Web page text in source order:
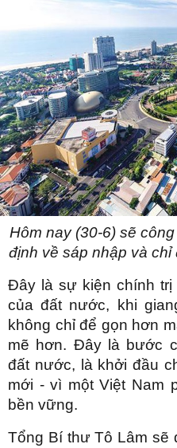
Hôm nay (30-6) sẽ
định về sáp nhập và
Đây là sự kiện chính
của đất nước, khi
không chỉ để gọn hơn
mẽ hơn. Đây là bước
đất nước, là khởi đầu
mới - vì một Việt Nam
bền vững.
Tổng Bí thư Tô Lâm sẽ